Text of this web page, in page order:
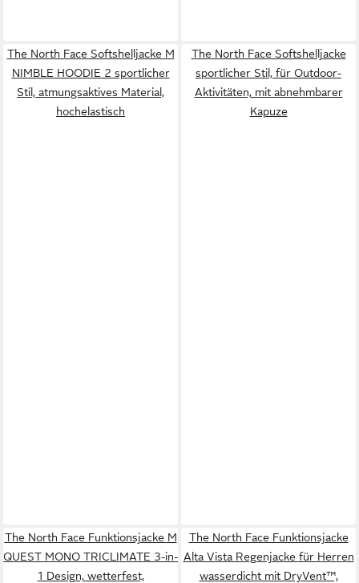
The North Face Softshelljacke M
NIMBLE HOODIE 2 sportlicher
Stil, atmungsaktives Material,
hochelastisch
The North Face Softshelljacke
sportlicher Stil, für Outdoor-
Aktivitäten, mit abnehmbarer
Kapuze
The North Face Funktionsjacke M
QUEST MONO TRICLIMATE 3-in-
1 Design, wetterfest,
The North Face Funktionsjacke
Alta Vista Regenjacke für Herren
wasserdicht mit DryVent™,